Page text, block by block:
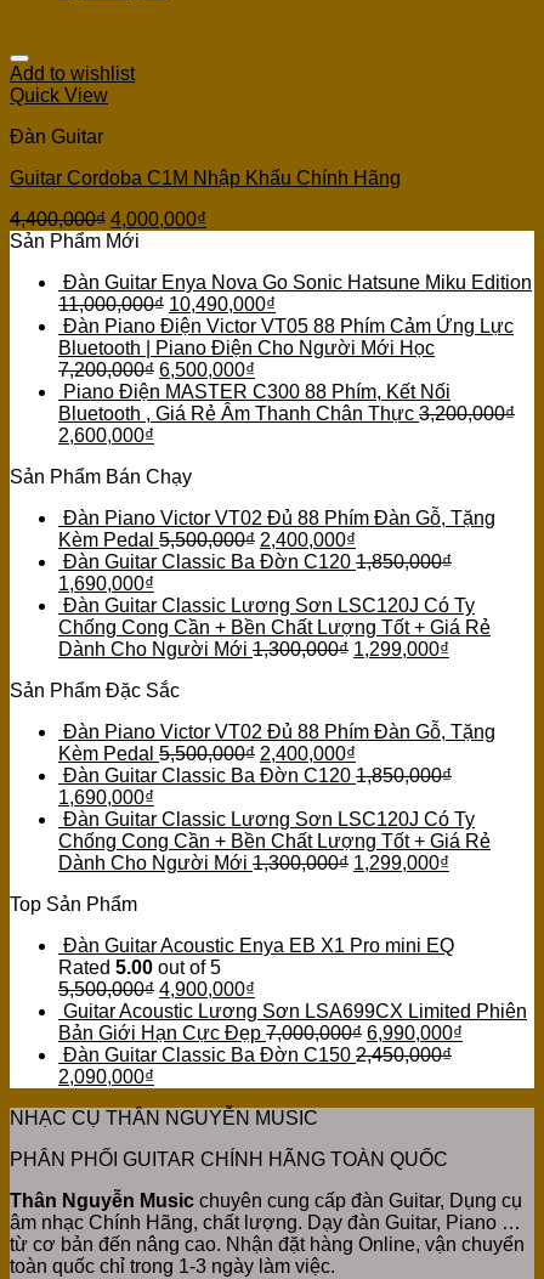
Add to wishlist
Quick View
Đàn Guitar
Guitar Cordoba C1M Nhập Khẩu Chính Hãng
4,400,000₫ 4,000,000₫
Sản Phẩm Mới
Đàn Guitar Enya Nova Go Sonic Hatsune Miku Edition
11,000,000₫ 10,490,000₫
Đàn Piano Điện Victor VT05 88 Phím Cảm Ứng Lực
Bluetooth | Piano Điện Cho Người Mới Học
7,200,000₫ 6,500,000₫
Piano Điện MASTER C300 88 Phím, Kết Nối
Bluetooth , Giá Rẻ Âm Thanh Chân Thực 3,200,000₫
2,600,000₫
Sản Phẩm Bán Chạy
Đàn Piano Victor VT02 Đủ 88 Phím Đàn Gỗ, Tặng
Kèm Pedal 5,500,000₫ 2,400,000₫
Đàn Guitar Classic Ba Đờn C120 1,850,000₫
1,690,000₫
Đàn Guitar Classic Lương Sơn LSC120J Có Ty
Chống Cong Cần + Bền Chất Lượng Tốt + Giá Rẻ
Dành Cho Người Mới 1,300,000₫ 1,299,000₫
Sản Phẩm Đặc Sắc
Đàn Piano Victor VT02 Đủ 88 Phím Đàn Gỗ, Tặng
Kèm Pedal 5,500,000₫ 2,400,000₫
Đàn Guitar Classic Ba Đờn C120 1,850,000₫
1,690,000₫
Đàn Guitar Classic Lương Sơn LSC120J Có Ty
Chống Cong Cần + Bền Chất Lượng Tốt + Giá Rẻ
Dành Cho Người Mới 1,300,000₫ 1,299,000₫
Top Sản Phẩm
Đàn Guitar Acoustic Enya EB X1 Pro mini EQ
Rated 5.00 out of 5
5,500,000₫ 4,900,000₫
Guitar Acoustic Lương Sơn LSA699CX Limited Phiên
Bản Giới Hạn Cực Đẹp 7,000,000₫ 6,990,000₫
Đàn Guitar Classic Ba Đờn C150 2,450,000₫
2,090,000₫
NHẠC CỤ THÂN NGUYỄN MUSIC
PHÂN PHỐI GUITAR CHÍNH HÃNG TOÀN QUỐC
Thân Nguyễn Music chuyên cung cấp đàn Guitar, Dụng cụ
âm nhạc Chính Hãng, chất lượng. Dạy đàn Guitar, Piano …
từ cơ bản đến nâng cao. Nhận đặt hàng Online, vận chuyển
toàn quốc chỉ trong 1-3 ngày làm việc.